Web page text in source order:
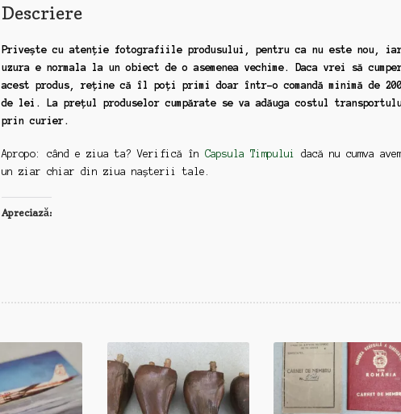
Descriere
Privește cu atenție fotografiile produsului, pentru ca nu este nou,
uzura e normala la un obiect de o asemenea vechime. Daca vrei să
acest produs, reține că îl poți primi doar într-o comandă minimă de
de lei. La prețul produselor cumpărate se va adăuga costul
prin curier.
Apropo: când e ziua ta? Verifică în Capsula Timpului
dacă nu cumva
un ziar chiar din ziua nașterii tale.
Apreciază: